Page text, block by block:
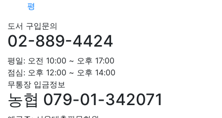
평
도서 구입문의
02-889-4424
평일: 오전 10:00 ~ 오후 17:00
점심: 오후 12:00 ~ 오후 14:00
무통장 입금정보
농협 079-01-342071